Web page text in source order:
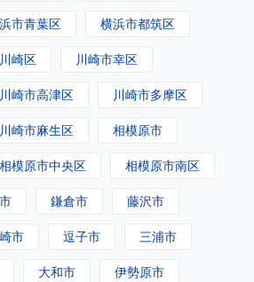
市青葉区 横浜市都筑区
崎区 川崎市幸区
川崎市高津区 川崎市多摩区
川崎市麻生区 相模原市
相模原市中央区 相模原市南区
鎌倉市 藤沢市
市 逗子市 三浦市
大和市 伊勢原市